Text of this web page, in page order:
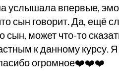
услышала впервые,
сын говорит. Да, ещё
сын, может что-то
к данному курсу.
огромное❤️❤️❤️